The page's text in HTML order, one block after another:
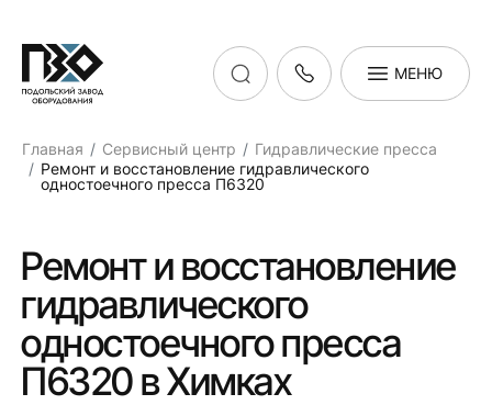
МЕНЮ
Главная Сервисный центр
Гидравлические пресса
Ремонт и восстановление гидравлического
одностоечного пресса П6320
Ремонт и восстановление
гидравлического
одностоечного пресса
П6320 в Химках